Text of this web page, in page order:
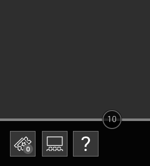
0
10